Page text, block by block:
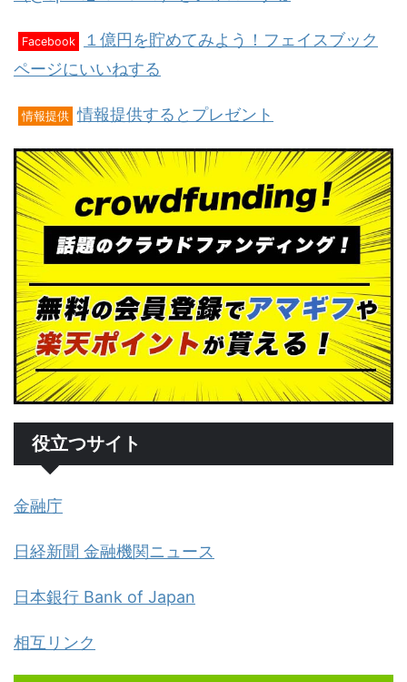
Facebook
１億円を貯めてみよう！フェイスブック
ページにいいねする
情報提供 情報提供するとプレゼント
役立つサイト
金融庁
日経新聞 金融機関ニュース
日本銀行 Bank of Japan
相互リンク